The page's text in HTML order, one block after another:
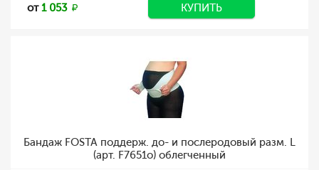
от1 053 КУПИТЬ
Бандаж FOSTA поддерж. до- и послеродовый разм. L
(арт. F7651о) облегченный